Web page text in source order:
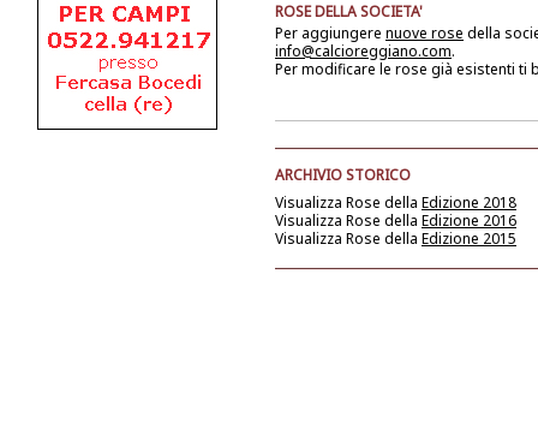
ROSE DELLA SOCIETA'
Per aggiungere nuove rose della
info@calcioreggiano.com.
Per modificare le rose già esistenti ti
ARCHIVIO STORICO
Visualizza Rose della Edizione 2018
Visualizza Rose della Edizione 2016
Visualizza Rose della Edizione 2015